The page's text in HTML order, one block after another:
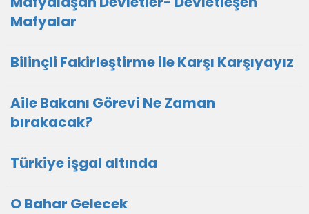
Mafyalar
Bilinçli Fakirleştirme ile Karşı Karşıyayız
Aile Bakanı Görevi Ne Zaman
bırakacak?
Türkiye işgal altında
O Bahar Gelecek